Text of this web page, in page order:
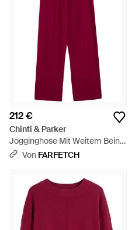
212 €
Chinti & Parker
Jogginghose Mit Weitem Bein -
RotVon FARFETCH